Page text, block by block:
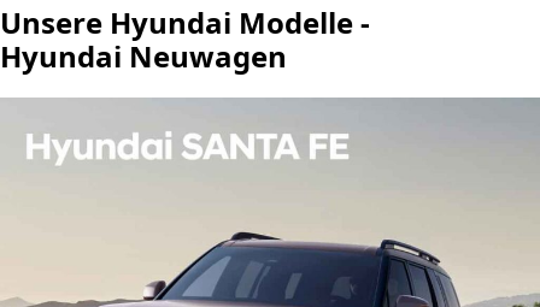
Unsere Hyundai Modelle -
Hyundai Neuwagen